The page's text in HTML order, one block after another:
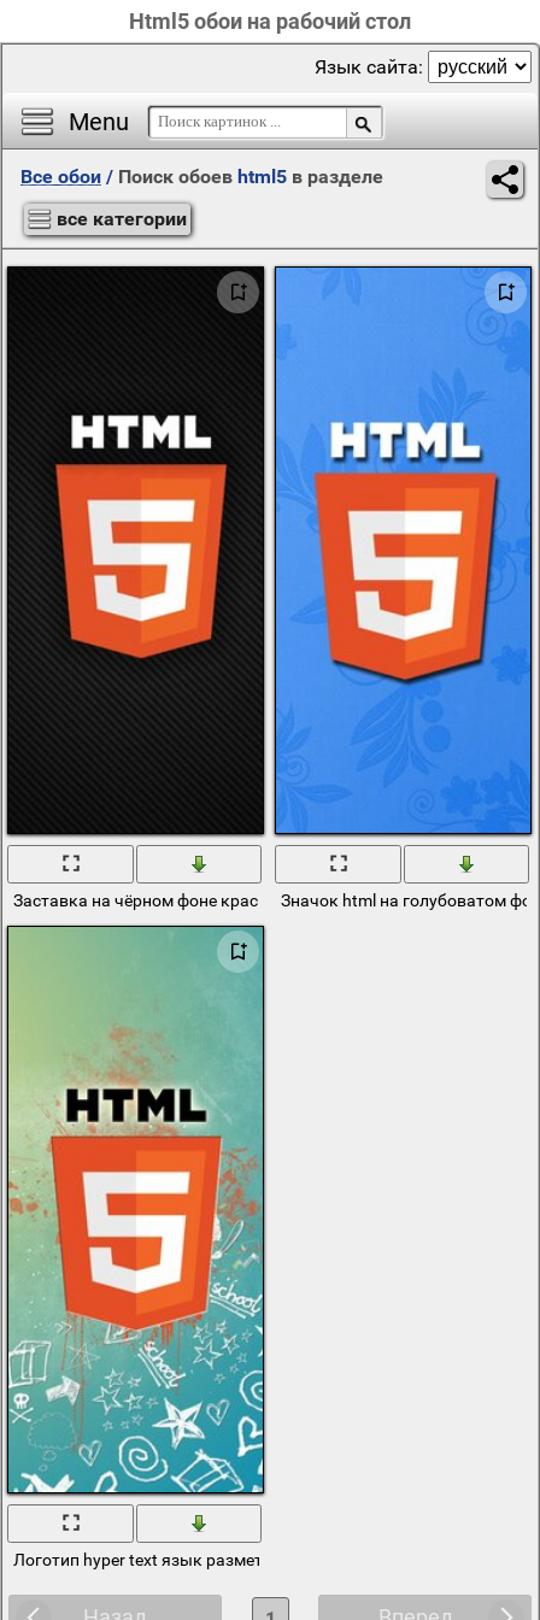
Html5 обои на рабочий стол
Menu
Язык сайта:
Все обои / Поиск обоев html5 в разделе
все категории
Заставка на чёрном фоне красный квадратЗначок html на голубоватом
Логотип hyper text язык разметки с разными рисунками